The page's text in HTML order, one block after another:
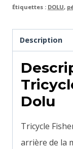
Étiquettes : DOLU,
Description
Dolu
Tricycle
arrière de la